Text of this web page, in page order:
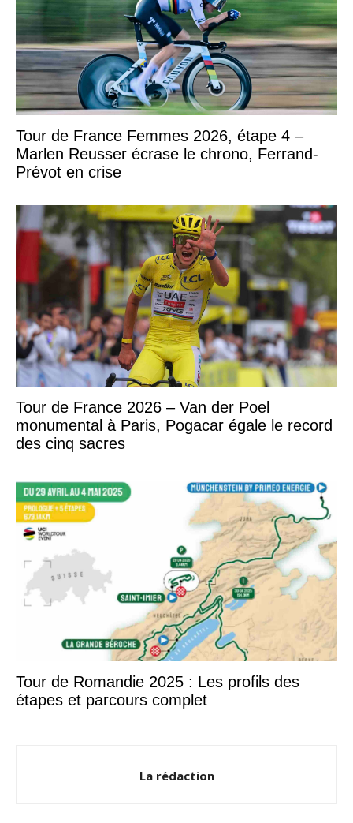
Tour de France Femmes 2026, étape 4 –
Marlen Reusser écrase le chrono, Ferrand-
Prévot en crise
Tour de France 2026 – Van der Poel
monumental à Paris, Pogacar égale le record
des cinq sacres
Tour de Romandie 2025 : Les profils des
étapes et parcours complet
La rédaction